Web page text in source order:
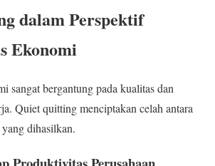
dalam Perspektif
Ekonomi
sangat bergantung pada kualitas dan
Quiet quitting menciptakan celah antara
dihasilkan.